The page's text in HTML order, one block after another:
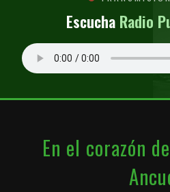
Escucha Radio
En el corazón